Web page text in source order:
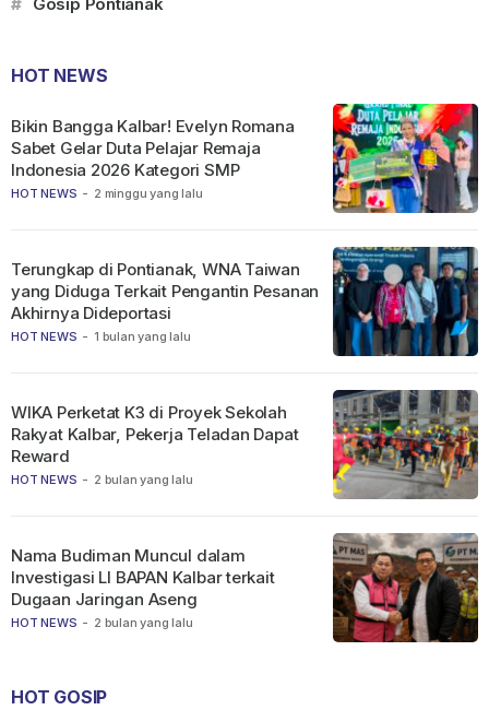
HOT NEWS
HOT NEWS - 2 minggu yang lalu
Bikin Bangga Kalbar! Evelyn Romana
Sabet Gelar Duta Pelajar Remaja
Indonesia 2026 Kategori SMP
HOT NEWS - 1 bulan yang lalu
Terungkap di Pontianak, WNA Taiwan
yang Diduga Terkait Pengantin Pesanan
Akhirnya Dideportasi
HOT NEWS - 2 bulan yang lalu
WIKA Perketat K3 di Proyek Sekolah
Rakyat Kalbar, Pekerja Teladan Dapat
Reward
HOT NEWS - 2 bulan yang lalu
Nama Budiman Muncul dalam
Investigasi LI BAPAN Kalbar terkait
Dugaan Jaringan Aseng
HOT GOSIP